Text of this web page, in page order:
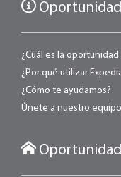
¿Cuál es la
¿Por qué utilizar
¿Cómo te ayudamos?
Únete a nuestro